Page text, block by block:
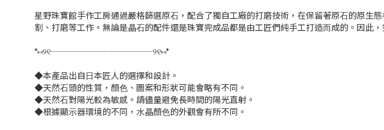
星野珠寶館⼿作⼯房通過嚴格篩選原⽯，配合了獨⾃⼯廠的打磨技術，在保留著原⽯的原⽣
割、打磨等⼯作。無論是晶⽯的配件還是珠寶完成品都是由⼯匠們純⼿⼯打造⽽成的。因此
*⑅୨୧┈┈┈┈┈┈┈┈┈┈┈┈୨୧⑅*
◆本產品出⾃⽇本匠⼈的選擇和設計。
◆天然⽯頭的性質，顏⾊、圖案和形狀可能會略有不同。
◆天然⽯對陽光較為敏感。請儘量避免長時間的陽光直射。
◆根據顯⽰器環境的不同，⽔晶顏⾊的外觀會有所不同。